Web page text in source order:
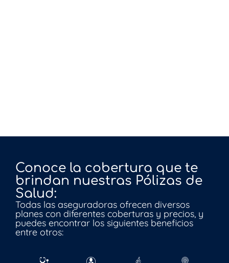
Conoce la cobertura que te
brindan nuestras Pólizas de
Salud:
Todas las aseguradoras ofrecen diversos
planes con diferentes coberturas y precios, y
puedes encontrar los siguientes beneficios
entre otros: